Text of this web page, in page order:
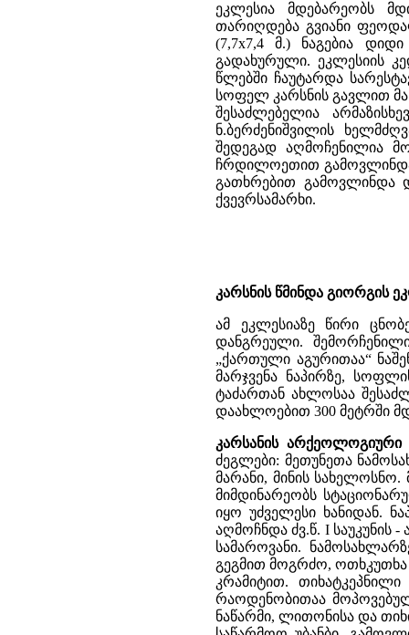
ეკლესია მდებარეობს
თარიღდება გვიანი
(7,7x7,4 მ.) ნაგებია
გადახურული. ეკლესიის
წლებში ჩაუტარდა
სოფელ კარსნის გავლით
შესაძლებელია
ნ.ბერძენიშვილის
შედეგად აღმოჩენილია
ჩრდილოეთით გამოვლინდა
გათხრებით გამოვლინდა
ქვევრსამარხი.
კარსნის წმინდა გიორგის
ამ ეკლესიაზე წირი
დანგრეული.
„ქართული აგურითაა“
მარჯვენა ნაპირზე,
ტაძართან ახლოსაა
დაახლოებით 300 მეტრში
კარსანის არქეოლოგიური
ძეგლები: მეთუნეთა
მარანი, მინის
მიმდინარეობს
იყო უძველესი ხანიდან.
აღმოჩნდა ძვ.წ. I საუკუნის
სამაროვანი.
გეგმით მოგრძო,
კრამიტით.
რაოდენობითაა
ნაწარმი, ლითონისა და